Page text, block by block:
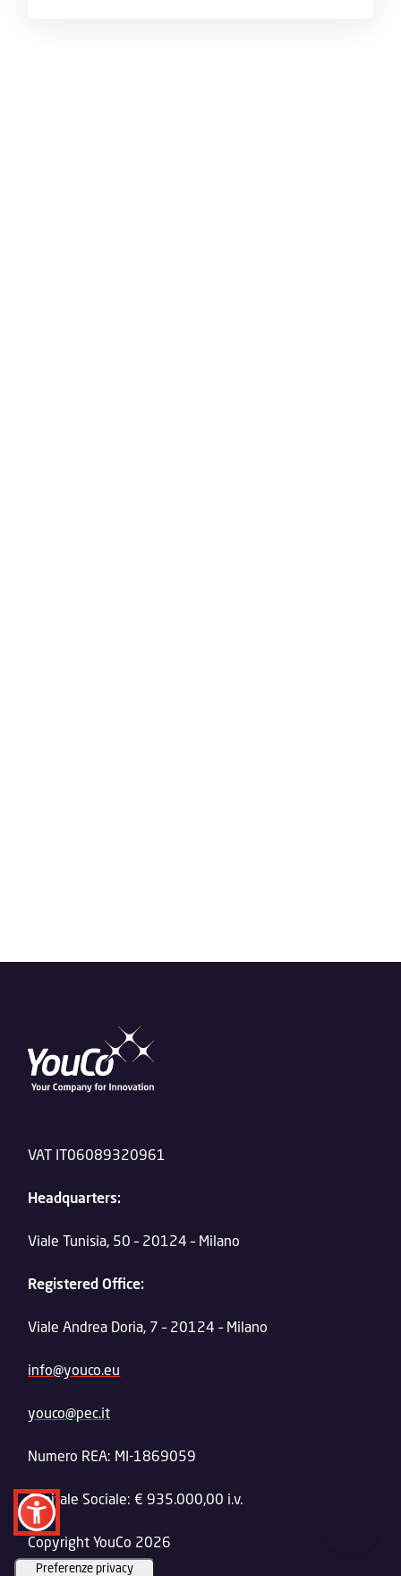
VAT IT06089320961
Headquarters:
Viale Tunisia, 50 – 20124 – Milano
Registered Office:
Viale Andrea Doria, 7 – 20124 – Milano
info@youco.eu
youco@pec.it
Numero REA: MI-1869059
Capitale Sociale: € 935.000,00 i.v.
Copyright YouCo 2026